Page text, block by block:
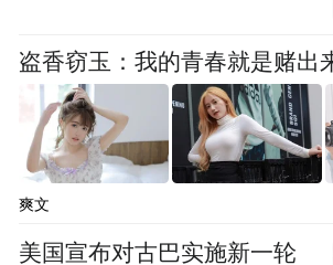
为其告别了过去的粗放投入
战略收缩。李斌介绍道，目前
玑NX9031芯片已规模化上车
上的新车将搭载自研芯片，
将资源集中在核心竞争力的构
与此同时，非车业务也正在
盗香窃玉：我的青春就是赌出
爽文
美国宣布对古巴实施新一轮